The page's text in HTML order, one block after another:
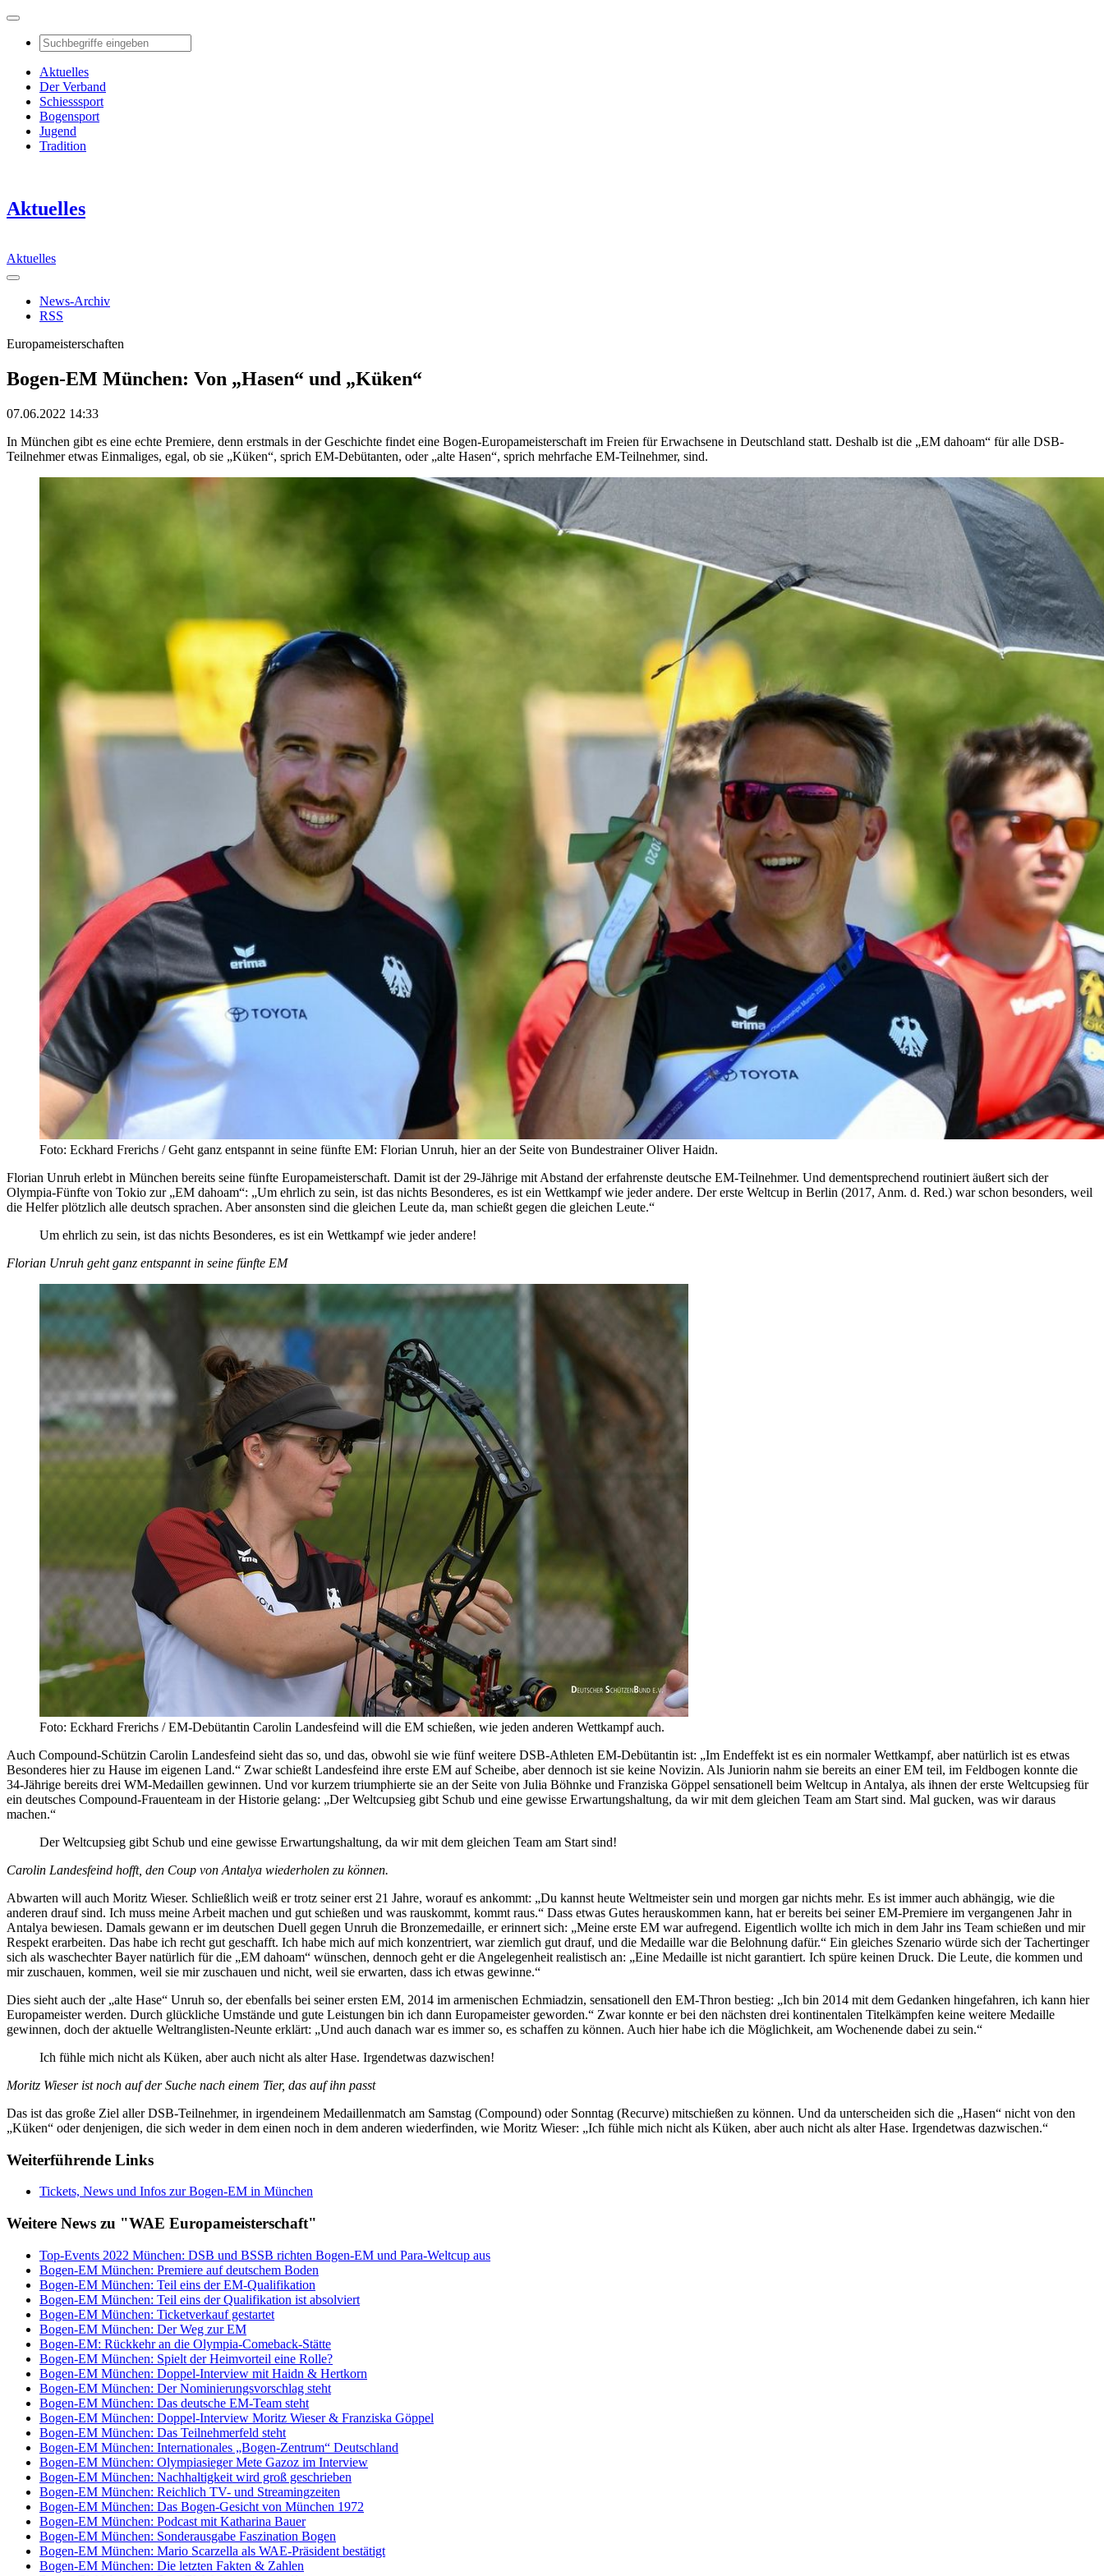
Aktuelles
Der Verband
Schiesssport
Bogensport
Jugend
Tradition
Aktuelles
Aktuelles
News-Archiv
RSS
Europameisterschaften
Bogen-EM München: Von „Hasen“ und „Küken“
07.06.2022 14:33
In München gibt es eine echte Premiere, denn erstmals in der Geschichte findet eine Bogen-Europameisterschaft im Freien für Erwachsene in Deutschland statt. Deshalb ist die „EM dahoam“ für alle DSB-
Teilnehmer etwas Einmaliges, egal, ob sie „Küken“, sprich EM-Debütanten, oder „alte Hasen“, sprich mehrfache EM-Teilnehmer, sind.
Foto: Eckhard Frerichs / Geht ganz entspannt in seine fünfte EM: Florian Unruh, hier an der Seite von Bundestrainer Oliver Haidn.
Florian Unruh erlebt in München bereits seine fünfte Europameisterschaft. Damit ist der 29-Jährige mit Abstand der erfahrenste deutsche EM-Teilnehmer. Und dementsprechend routiniert äußert sich der
Olympia-Fünfte von Tokio zur „EM dahoam“: „Um ehrlich zu sein, ist das nichts Besonderes, es ist ein Wettkampf wie jeder andere. Der erste Weltcup in Berlin (2017, Anm. d. Red.) war schon besonders, weil
die Helfer plötzlich alle deutsch sprachen. Aber ansonsten sind die gleichen Leute da, man schießt gegen die gleichen Leute.“
Um ehrlich zu sein, ist das nichts Besonderes, es ist ein Wettkampf wie jeder andere!
Florian Unruh geht ganz entspannt in seine fünfte EM
Foto: Eckhard Frerichs / EM-Debütantin Carolin Landesfeind will die EM schießen, wie jeden anderen Wettkampf auch.
Auch Compound-Schützin Carolin Landesfeind sieht das so, und das, obwohl sie wie fünf weitere DSB-Athleten EM-Debütantin ist: „Im Endeffekt ist es ein normaler Wettkampf, aber natürlich ist es etwas
Besonderes hier zu Hause im eigenen Land.“ Zwar schießt Landesfeind ihre erste EM auf Scheibe, aber dennoch ist sie keine Novizin. Als Juniorin nahm sie bereits an einer EM teil, im Feldbogen konnte die
34-Jährige bereits drei WM-Medaillen gewinnen. Und vor kurzem triumphierte sie an der Seite von Julia Böhnke und Franziska Göppel sensationell beim Weltcup in Antalya, als ihnen der erste Weltcupsieg für
ein deutsches Compound-Frauenteam in der Historie gelang: „Der Weltcupsieg gibt Schub und eine gewisse Erwartungshaltung, da wir mit dem gleichen Team am Start sind. Mal gucken, was wir daraus
machen.“
Der Weltcupsieg gibt Schub und eine gewisse Erwartungshaltung, da wir mit dem gleichen Team am Start sind!
Carolin Landesfeind hofft, den Coup von Antalya wiederholen zu können.
Abwarten will auch Moritz Wieser. Schließlich weiß er trotz seiner erst 21 Jahre, worauf es ankommt: „Du kannst heute Weltmeister sein und morgen gar nichts mehr. Es ist immer auch abhängig, wie die
anderen drauf sind. Ich muss meine Arbeit machen und gut schießen und was rauskommt, kommt raus.“ Dass etwas Gutes herauskommen kann, hat er bereits bei seiner EM-Premiere im vergangenen Jahr in
Antalya bewiesen. Damals gewann er im deutschen Duell gegen Unruh die Bronzemedaille, er erinnert sich: „Meine erste EM war aufregend. Eigentlich wollte ich mich in dem Jahr ins Team schießen und mir
Respekt erarbeiten. Das habe ich recht gut geschafft. Ich habe mich auf mich konzentriert, war ziemlich gut drauf, und die Medaille war die Belohnung dafür.“ Ein gleiches Szenario würde sich der Tachertinger
sich als waschechter Bayer natürlich für die „EM dahoam“ wünschen, dennoch geht er die Angelegenheit realistisch an: „Eine Medaille ist nicht garantiert. Ich spüre keinen Druck. Die Leute, die kommen und
mir zuschauen, kommen, weil sie mir zuschauen und nicht, weil sie erwarten, dass ich etwas gewinne.“
Dies sieht auch der „alte Hase“ Unruh so, der ebenfalls bei seiner ersten EM, 2014 im armenischen Echmiadzin, sensationell den EM-Thron bestieg: „Ich bin 2014 mit dem Gedanken hingefahren, ich kann hier
Europameister werden. Durch glückliche Umstände und gute Leistungen bin ich dann Europameister geworden.“ Zwar konnte er bei den nächsten drei kontinentalen Titelkämpfen keine weitere Medaille
gewinnen, doch der aktuelle Weltranglisten-Neunte erklärt: „Und auch danach war es immer so, es schaffen zu können. Auch hier habe ich die Möglichkeit, am Wochenende dabei zu sein.“
Ich fühle mich nicht als Küken, aber auch nicht als alter Hase. Irgendetwas dazwischen!
Moritz Wieser ist noch auf der Suche nach einem Tier, das auf ihn passt
Das ist das große Ziel aller DSB-Teilnehmer, in irgendeinem Medaillenmatch am Samstag (Compound) oder Sonntag (Recurve) mitschießen zu können. Und da unterscheiden sich die „Hasen“ nicht von den
„Küken“ oder denjenigen, die sich weder in dem einen noch in dem anderen wiederfinden, wie Moritz Wieser: „Ich fühle mich nicht als Küken, aber auch nicht als alter Hase. Irgendetwas dazwischen.“
Weiterführende Links
Tickets, News und Infos zur Bogen-EM in München
Weitere News zu "WAE Europameisterschaft"
Top-Events 2022 München: DSB und BSSB richten Bogen-EM und Para-Weltcup aus
Bogen-EM München: Premiere auf deutschem Boden
Bogen-EM München: Teil eins der EM-Qualifikation
Bogen-EM München: Teil eins der Qualifikation ist absolviert
Bogen-EM München: Ticketverkauf gestartet
Bogen-EM München: Der Weg zur EM
Bogen-EM: Rückkehr an die Olympia-Comeback-Stätte
Bogen-EM München: Spielt der Heimvorteil eine Rolle?
Bogen-EM München: Doppel-Interview mit Haidn & Hertkorn
Bogen-EM München: Der Nominierungsvorschlag steht
Bogen-EM München: Das deutsche EM-Team steht
Bogen-EM München: Doppel-Interview Moritz Wieser & Franziska Göppel
Bogen-EM München: Das Teilnehmerfeld steht
Bogen-EM München: Internationales „Bogen-Zentrum“ Deutschland
Bogen-EM München: Olympiasieger Mete Gazoz im Interview
Bogen-EM München: Nachhaltigkeit wird groß geschrieben
Bogen-EM München: Reichlich TV- und Streamingzeiten
Bogen-EM München: Das Bogen-Gesicht von München 1972
Bogen-EM München: Podcast mit Katharina Bauer
Bogen-EM München: Sonderausgabe Faszination Bogen
Bogen-EM München: Mario Scarzella als WAE-Präsident bestätigt
Bogen-EM München: Die letzten Fakten & Zahlen